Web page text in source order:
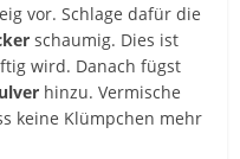
vor. Schlage dafür die
schaumig. Dies ist
wird. Danach fügst
hinzu. Vermische
keine Klümpchen mehr